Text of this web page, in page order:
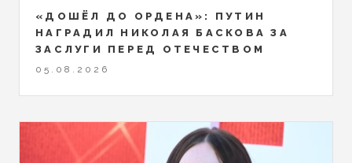
«ДОШЁЛ ДО ОРДЕНА»: ПУТИН
НАГРАДИЛ НИКОЛАЯ БАСКОВА ЗА
ЗАСЛУГИ ПЕРЕД ОТЕЧЕСТВОМ
05.08.2026